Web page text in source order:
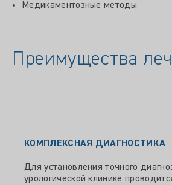
Медикаментозные методы
Преимущества
КОМПЛЕКСНАЯ ДИАГНОСТИКА
Для установления точного
урологической клинике